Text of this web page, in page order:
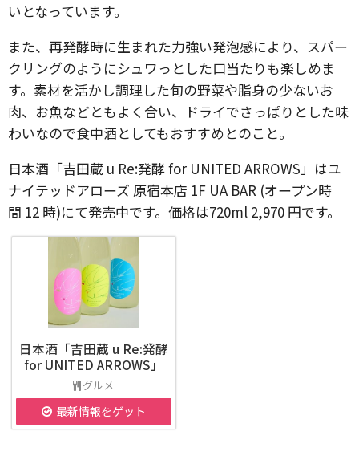
いとなっています。
また、再発酵時に生まれた力強い発泡感により、スパー
クリングのようにシュワっとした口当たりも楽しめま
す。素材を活かし調理した旬の野菜や脂身の少ないお
肉、お魚などともよく合い、ドライでさっぱりとした味
わいなので食中酒としてもおすすめとのこと。
日本酒「吉田蔵 u Re:発酵 for UNITED ARROWS」はユ
ナイテッドアローズ 原宿本店 1F UA BAR (オープン時
間 12 時)にて発売中です。価格は720ml 2,970 円です。
日本酒「吉田蔵 u Re:発酵
for UNITED ARROWS」
グルメ
最新情報をゲット